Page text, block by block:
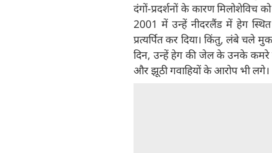
दंगों-प्रदर्शनों के कारण मिलोशेविच
2001 में उन्हें नीदरलैंड में हेग स्थित
प्रत्यर्पित कर दिया। किंतु, लंबे
दिन, उन्हें हेग की जेल के उनके कमरे
और झूठी गवाहियों के आरोप भी लगे।